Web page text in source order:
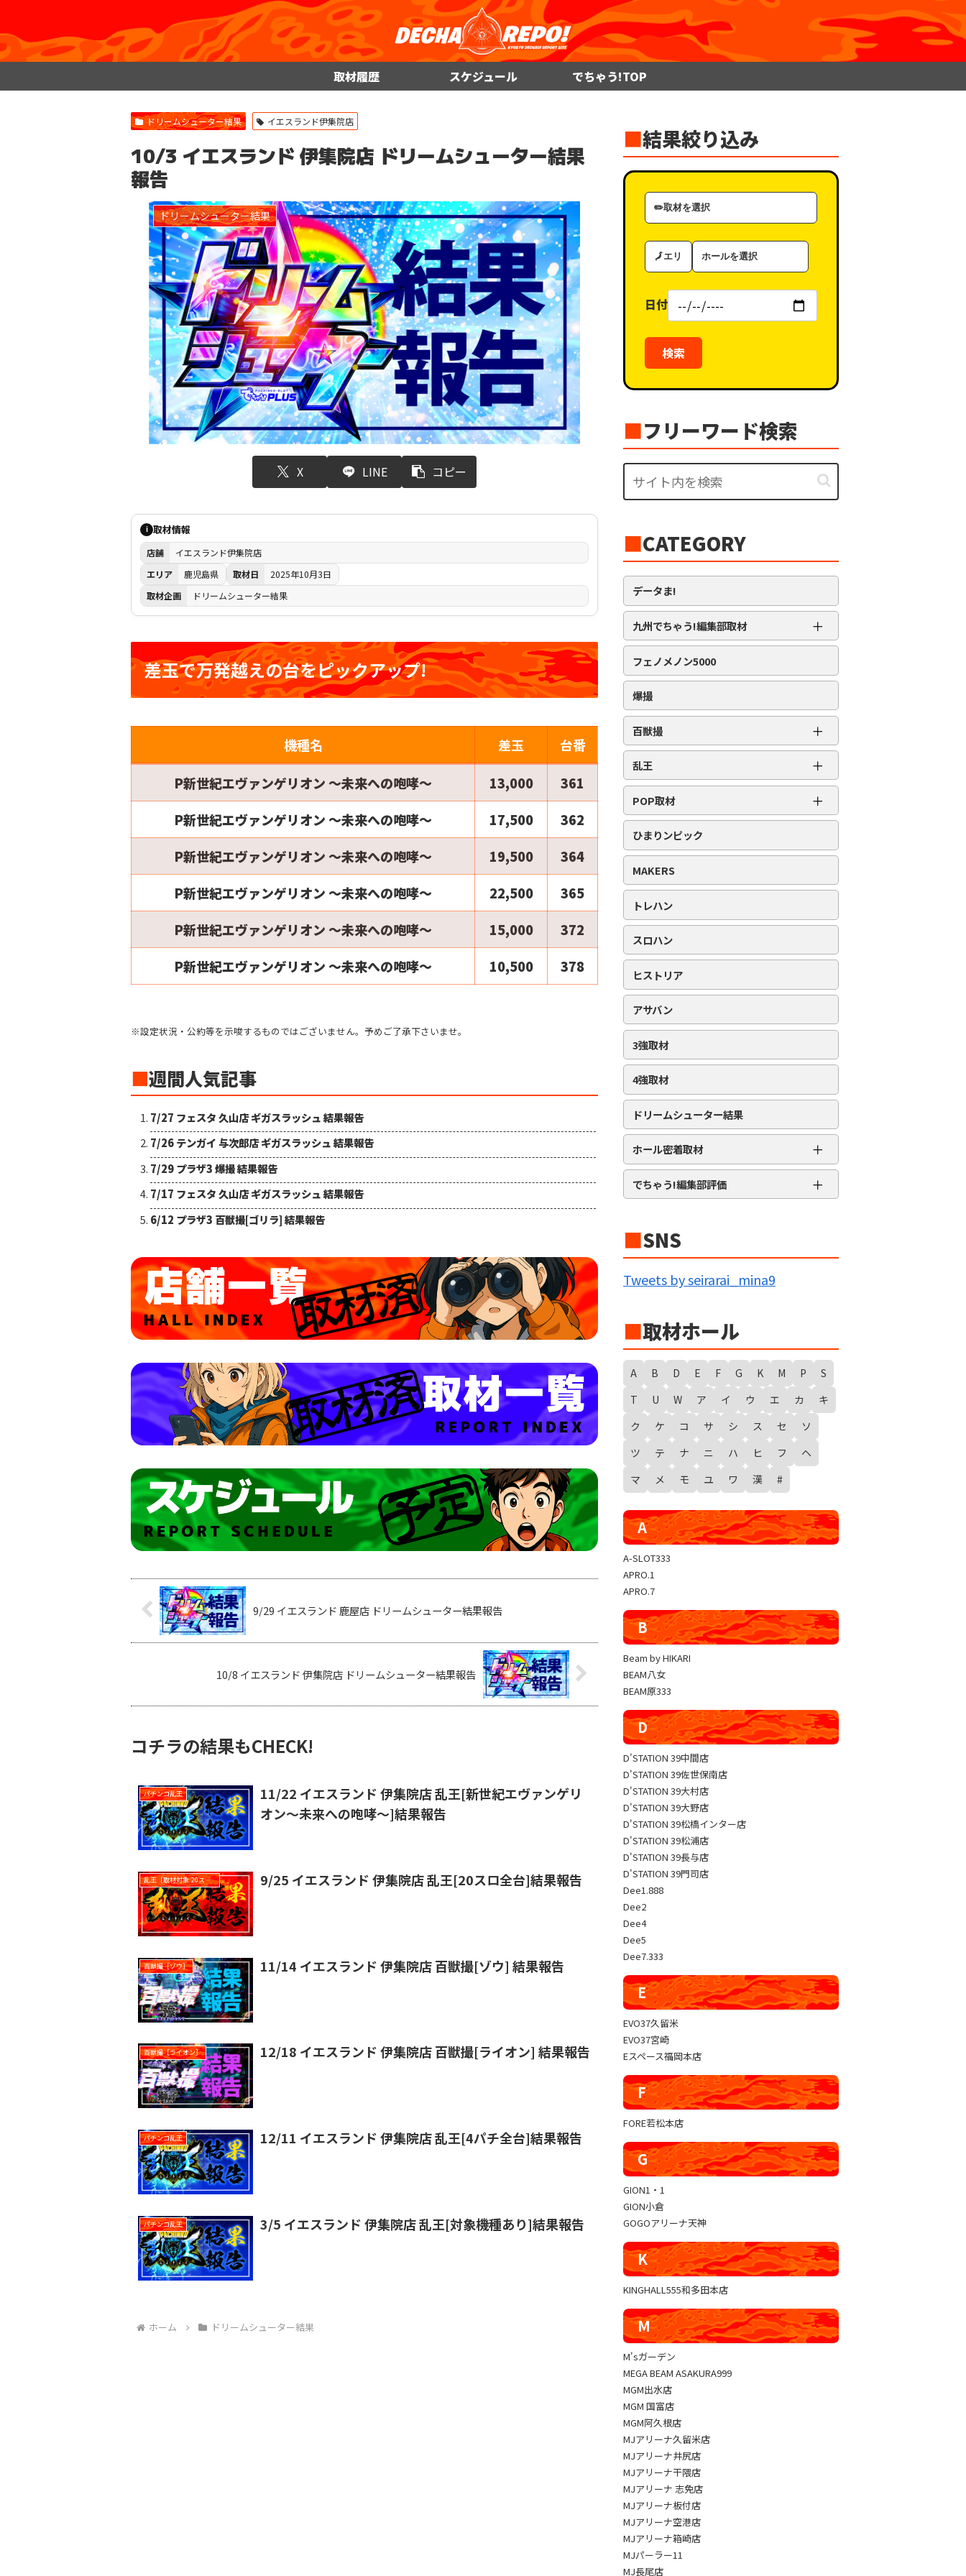
取材履歴 スケジュール でちゃう!TOP
ドリームシューター結果 イエスランド伊集院店
10/3 イエスランド 伊集院店 ドリームシューター結果
報告
ドリームシューター結果
X LINE コピー
i 取材情報
店舗
イエスランド伊集院店
エリア
鹿児島県 取材日
2025年10月3日
取材企画
ドリームシューター結果
差玉で万発越えの台をピックアップ!
機種名 差玉 台番
P新世紀エヴァンゲリオン ～未来への咆哮～ 13,000
361
P新世紀エヴァンゲリオン ～未来への咆哮～
17,500
362
P新世紀エヴァンゲリオン ～未来への咆哮～
19,500
364
P新世紀エヴァンゲリオン ～未来への咆哮～
22,500
365
P新世紀エヴァンゲリオン ～未来への咆哮～
15,000
372
P新世紀エヴァンゲリオン ～未来への咆哮～
10,500 378
※設定状況・公約等を示唆するものではございません。予めご了承下さいませ。
■週間人気記事
7/27 フェスタ 久山店 ギガスラッシュ 結果報告
7/26 テンガイ 与次郎店 ギガスラッシュ 結果報告
7/29 プラザ3 爆撮 結果報告
7/17 フェスタ 久山店 ギガスラッシュ 結果報告
6/12 プラザ3 百獣撮[ゴリラ] 結果報告
9/29 イエスランド 鹿屋店 ドリームシューター結果報告
10/8 イエスランド 伊集院店 ドリームシューター結果報告
コチラの結果もCHECK!
パチンコ乱王
11/22 イエスランド 伊集院店 乱王[新世紀エヴァンゲリ
オン〜未来への咆哮〜]結果報告
乱王［取材対象:20スロ全台］ 9/25 イエスランド 伊集院店 乱王[20スロ全台]結果報告
百獣撮［ゾウ］ 11/14 イエスランド 伊集院店 百獣撮[ゾウ] 結果報告
百獣撮［ライオン］ 12/18 イエスランド 伊集院店 百獣撮[ライオン] 結果報告
パチンコ乱王 12/11 イエスランド 伊集院店 乱王[4パチ全台]結果報告
パチンコ乱王 3/5 イエスランド 伊集院店 乱王[対象機種あり]結果報告
ホーム ドリームシューター結果
■結果絞り込み
取
材
ゴ
ー
エ
リ
ホ
ー
（タ
グ）
日付
検索
■フリーワード検索
■CATEGORY
データま!
九州でちゃう!編集部取材 ＋
編集部取材［ダイヤ］
編集部取材［金］
編集部取材［スロット対象機種アリ］
フェノメノン5000
爆撮
百獣撮 ＋
百獣撮-改-［ライオン］
百獣撮［ゴリラ］
百獣撮-改-［ゴリラ］
百獣撮［ゾウ］
乱王 ＋
スロット乱王
パチンコ乱王
POP取材 ＋
周年番付
POP番付
PICK番付
ひまりンピック
MAKERS
トレハン
スロハン
ヒストリア
アサバン
3強取材
4強取材
ドリームシューター結果
ホール密着取材 ＋
APRO流星群取材
三大天
久留米ジャック
BIG BANG
回胴の極意
WANTED WONDERLAND
ギガスラッシュ
超ギガスラッシュ
新春スタートダッシュ取材
GRAND WARS-新店実践録-
SUGEEEEEEE!
ギャラクシー取材
グランドクラッシュ
トリプルユニオン
天極
玉屋共闘取材
SHOW TIME取材
聖域取材
戸畑クエスト
YUKO LUCKY×FACE 共闘取材
ヴァルヴレイヴ編集部一斉調査
三共闘取材
熊本の陣
協力取材
ゼッパチ取材
でちゃう!編集部評価 ＋
★★★★
★★★
★★
■SNS
Tweets by seirarai_mina9
■取材ホール
A B D E F G K M P
S
T
U W ア イ ウ エ カ
キ
ク
ケ コ サ シ ス セ
ソ
ツ
テ ナ ニ ハ ヒ フ
ヘ
マ
メ モ ユ ワ 漢 #
A
A-SLOT333
APRO.1
APRO.7
B
Beam by HIKARI
BEAM八女
BEAM原333
D
D'STATION 39中間店
D'STATION 39佐世保南店
D'STATION 39大村店
D'STATION 39大野店
D'STATION 39松橋インター店
D'STATION 39松浦店
D'STATION 39長与店
D'STATION 39門司店
Dee1.888
Dee2
Dee4
Dee5
Dee7.333
E
EVO37久留米
EVO37宮崎
Eスペース福岡本店
F
FORE若松本店
G
GION1・1
GION小倉
GOGOアリーナ天神
K
KINGHALL555和多田本店
M
M'sガーデン
MEGA BEAM ASAKURA999
MGM出水店
MGM 国富店
MGM阿久根店
MJアリーナ久留米店
MJアリーナ井尻店
MJアリーナ干隈店
MJアリーナ 志免店
MJアリーナ板付店
MJアリーナ空港店
MJアリーナ箱崎店
MJパーラー11
MJ長尾店